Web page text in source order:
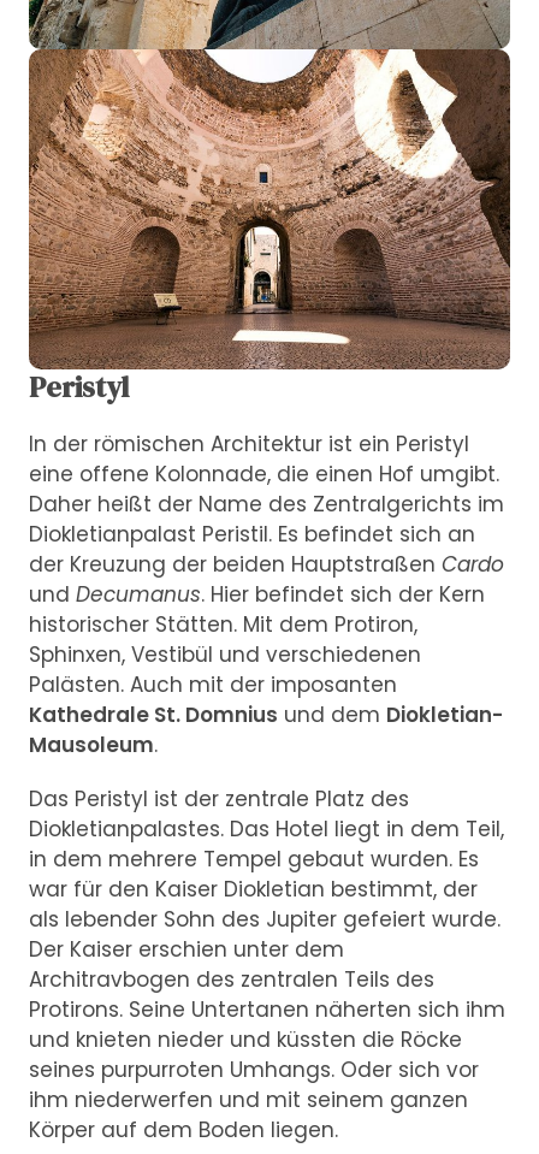
Peristyl
In der römischen Architektur ist ein Peristyl
eine offene Kolonnade, die einen Hof umgibt.
Daher heißt der Name des Zentralgerichts im
Diokletianpalast Peristil. Es befindet sich an
der Kreuzung der beiden Hauptstraßen Cardo
und Decumanus. Hier befindet sich der Kern
historischer Stätten. Mit dem Protiron,
Sphinxen, Vestibül und verschiedenen
Palästen. Auch mit der imposanten
Kathedrale St. Domnius und dem Diokletian-
Mausoleum.
Das Peristyl ist der zentrale Platz des
Diokletianpalastes. Das Hotel liegt in dem Teil,
in dem mehrere Tempel gebaut wurden. Es
war für den Kaiser Diokletian bestimmt, der
als lebender Sohn des Jupiter gefeiert wurde.
Der Kaiser erschien unter dem
Architravbogen des zentralen Teils des
Protirons. Seine Untertanen näherten sich ihm
und knieten nieder und küssten die Röcke
seines purpurroten Umhangs. Oder sich vor
ihm niederwerfen und mit seinem ganzen
Körper auf dem Boden liegen.